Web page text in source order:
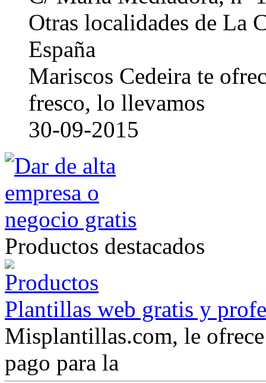
Otras localidades de La
España
Mariscos Cedeira te
fresco, lo llevamos
30-09-2015
Productos destacados
Plantillas web gratis y
Misplantillas.com, le
pago para la